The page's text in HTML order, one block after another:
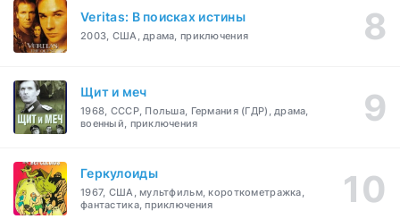
Veritas: В поисках истины
2003, США, драма, приключения
Щит и меч
1968, СССР, Польша, Германия (ГДР), драма,
военный, приключения
Геркулоиды
1967, США, мультфильм, короткометражка,
фантастика, приключения